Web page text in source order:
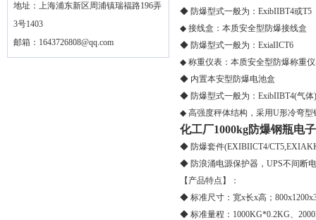
地址：上海浦东新区周浦镇瑞福路196弄
3号1403
邮箱： 1643726808@qq.com
◆ 防爆型式一般为：ExibIIBT4或T5
◆ 接线盒：本质安全型防爆接线盒
◆ 防爆型式一般为：ExiaIICT6
◆ 称重仪表：本质安全型防爆称重
◆ 内置本安型防爆电池盒
◆ 防爆型式一般为：ExibIIBT4(气体
◆ 高强度秤体结构，采用U形冷弯
化工厂1000kg防爆钢瓶电
◆ 防爆套件(EXIBIICT4/
◆ 防浪涌电源保护器，UPS不间断
【产品特点】：
◆ 标准尺寸：宽x长x高；
◆ 标准量程：1000KG*0.2KG、